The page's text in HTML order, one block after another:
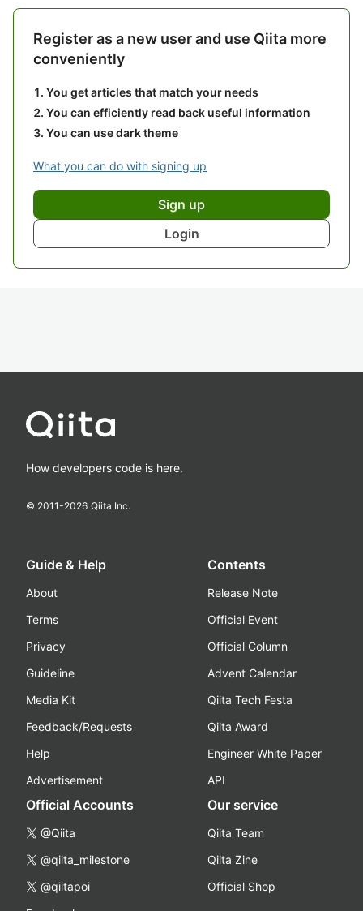
Register as a new user and use Qiita more
conveniently
You get articles that match your needs
You can efficiently read back useful information
You can use dark theme
What you can do with signing up
Sign up
Login
How developers code is here.
© 2011-2026 Qiita Inc.
Guide & Help
About
Terms
Privacy
Guideline
Media Kit
Feedback/Requests
Help
Advertisement
Contents
Release Note
Official Event
Official Column
Advent Calendar
Qiita Tech Festa
Qiita Award
Engineer White Paper
API
Official Accounts
@Qiita
@qiita_milestone
@qiitapoi
Our service
Qiita Team
Qiita Zine
Official Shop